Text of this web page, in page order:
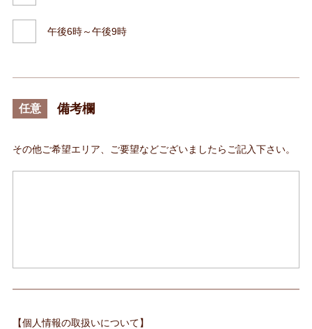
午後6時～午後9時
任意 備考欄
その他ご希望エリア、ご要望などございましたらご記入下さい。
【個人情報の取扱いについて】